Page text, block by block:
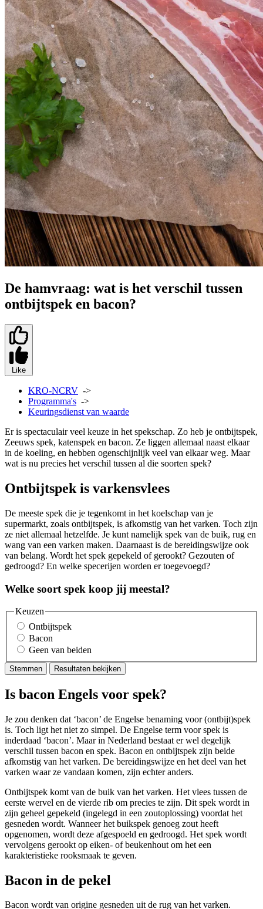
De hamvraag: wat is het verschil tussen
ontbijtspek en bacon?
Like
KRO-NCRV ->
Programma's ->
Keuringsdienst van waarde
Er is spectaculair veel keuze in het spekschap. Zo heb je ontbijtspek,
Zeeuws spek, katenspek en bacon. Ze liggen allemaal naast elkaar
in de koeling, en hebben ogenschijnlijk veel van elkaar weg. Maar
wat is nu precies het verschil tussen al die soorten spek?
Ontbijtspek is varkensvlees
De meeste spek die je tegenkomt in het koelschap van je
supermarkt, zoals ontbijtspek, is afkomstig van het varken. Toch zijn
ze niet allemaal hetzelfde. Je kunt namelijk spek van de buik, rug en
wang van een varken maken. Daarnaast is de bereidingswijze ook
van belang. Wordt het spek gepekeld of gerookt? Gezouten of
gedroogd? En welke specerijen worden er toegevoegd?
Welke soort spek koop jij meestal?
Keuzen
Ontbijtspek
Bacon
Geen van beiden
Stemmen Resultaten bekijken
Is bacon Engels voor spek?
Je zou denken dat ‘bacon’ de Engelse benaming voor (ontbijt)spek
is. Toch ligt het niet zo simpel. De Engelse term voor spek is
inderdaad ‘bacon’. Maar in Nederland bestaat er wel degelijk
verschil tussen bacon en spek. Bacon en ontbijtspek zijn beide
afkomstig van het varken. De bereidingswijze en het deel van het
varken waar ze vandaan komen, zijn echter anders.
Ontbijtspek komt van de buik van het varken. Het vlees tussen de
eerste wervel en de vierde rib om precies te zijn. Dit spek wordt in
zijn geheel gepekeld (ingelegd in een zoutoplossing) voordat het
gesneden wordt. Wanneer het buikspek genoeg zout heeft
opgenomen, wordt deze afgespoeld en gedroogd. Het spek wordt
vervolgens gerookt op eiken- of beukenhout om het een
karakteristieke rooksmaak te geven.
Bacon in de pekel
Bacon wordt van origine gesneden uit de rug van het varken.